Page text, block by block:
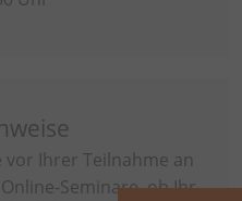
vor Ihrer Teilnahme an
Seminare, ob Ihr